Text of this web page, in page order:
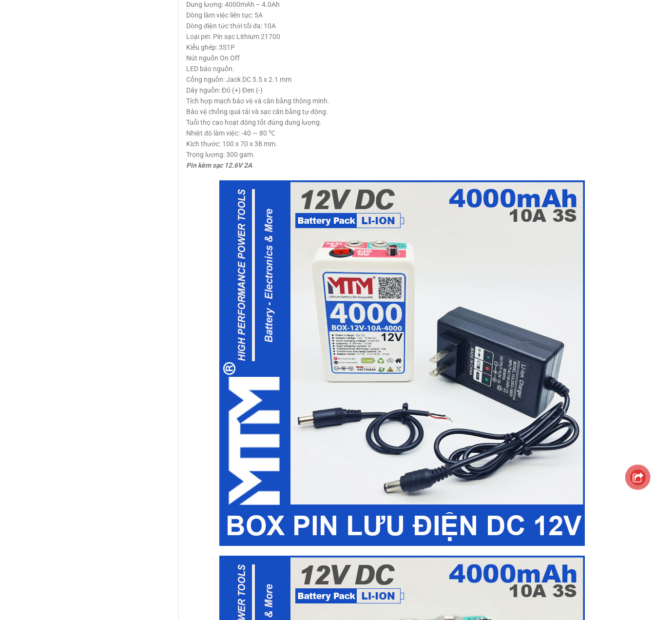
Dung lượng: 4000mAh – 4.0Ah
Dòng làm việc liên tục: 5A
Dòng điện tức thời tối đa: 10A
Loại pin: Pin sạc Lithium 21700
Kiểu ghép: 3S1P
Nút nguồn On Off
LED báo nguồn.
Cổng nguồn: Jack DC 5.5 x 2.1 mm
Dây nguồn: Đỏ (+) Đen (-)
Tích hợp mạch bảo vệ và cân bằng thông minh.
Bảo vệ chống quá tải và sạc cân bằng tự động.
Tuổi thọ cao hoạt động tốt đúng dung lượng.
Nhiệt độ làm việc: -40 — 80 ℃
Kích thước: 100 x 70 x 38 mm.
Trọng lượng: 300 gam.
Pin kèm sạc 12.6V 2A